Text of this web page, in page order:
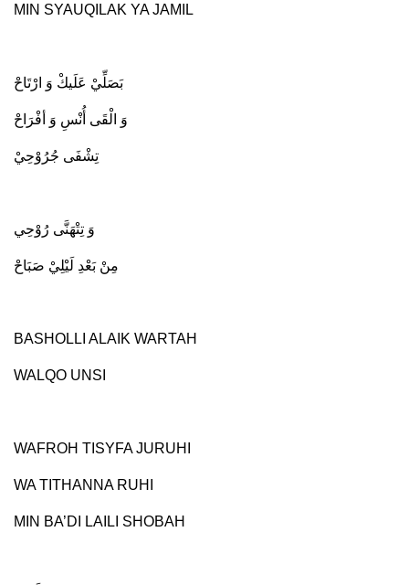
MIN SYAUQILAK YA JAMIL
بَصَلِّيْ عَلَيكْ وَ ارْتَاحْ
وَ الْقَى أُنْسِ وَ أفْرَاحْ
تِشْفَى جُرُوْحِيْ
وَ تِتْهَنَّى رُوْحِي
مِنْ بَعْدِ لَيْلِيْ صَبَاحْ
BASHOLLI ALAIK WARTAH
WALQO UNSI
WAFROH TISYFA JURUHI
WA TITHANNA RUHI
MIN BA’DI LAILI SHOBAH